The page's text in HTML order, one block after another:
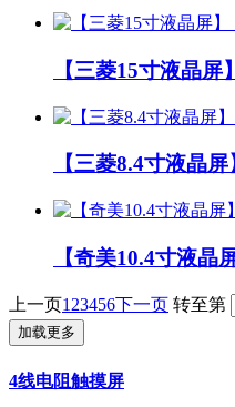
【三菱15寸液晶屏
【三菱8.4寸液晶
【奇美10.4寸液晶
上一页1 23456下一页 转至第
加载更多
4线电阻触摸屏